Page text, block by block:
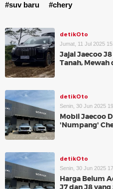
#suv baru
#chery
detikOto
Jumat, 11 Jul 2025
Jajal Jaecoo
Tanah, Mewah
detikOto
Senin, 30 Jun 2025
Mobil Jaecoo
'Numpang'
detikOto
Senin, 30 Jun 2025
Harga Belum
J7 dan J8